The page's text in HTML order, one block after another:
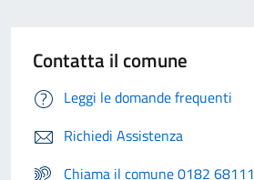
Contatta il comune
Leggi le domande frequenti
Richiedi Assistenza
Chiama il comune 0182 68111